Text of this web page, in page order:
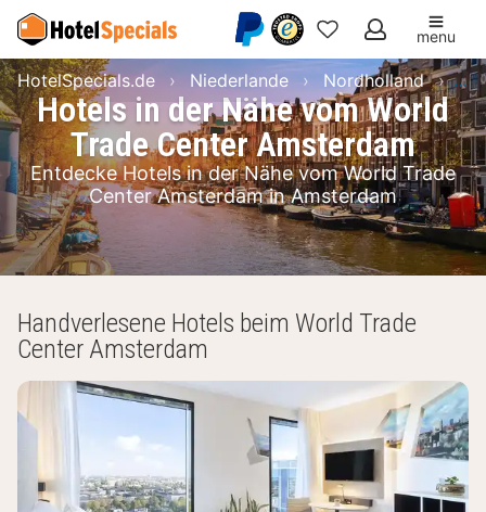
Meine
Favoriten
menu
Hotels in der Nähe vom World
Trade Center Amsterdam
Entdecke Hotels in der Nähe vom World Trade
Center Amsterdam in Amsterdam
HotelSpecials.de Niederlande Nordholland
Handverlesene Hotels beim World Trade
Center Amsterdam